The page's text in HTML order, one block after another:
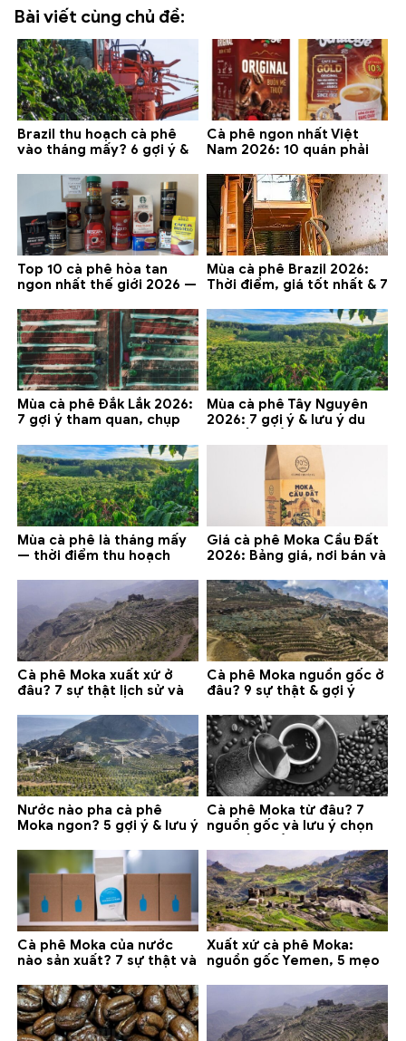
Bài viết cùng chủ đề:
Brazil thu hoạch cà phê
vào tháng mấy? 6 gợi ý &
Cà phê ngon nhất Việt
Nam 2026: 10 quán phải
Lạt
Top 10 cà phê hòa tan
ngon nhất thế giới 2026 —
Mùa cà phê Brazil 2026:
Thời điểm, giá tốt nhất & 7
Mùa cà phê Đắk Lắk 2026:
7 gợi ý tham quan, chụp
Mùa cà phê Tây Nguyên
2026: 7 gợi ý & lưu ý du
Mùa cà phê là tháng mấy
— thời điểm thu hoạch
Giá cà phê Moka Cầu Đất
2026: Bảng giá, nơi bán và
Cà phê Moka xuất xứ ở
đâu? 7 sự thật lịch sử và
Cà phê Moka nguồn gốc ở
đâu? 9 sự thật & gợi ý
Nước nào pha cà phê
Moka ngon? 5 gợi ý & lưu ý
Cà phê Moka từ đâu? 7
nguồn gốc và lưu ý chọn
Cà phê Moka của nước
nào sản xuất? 7 sự thật và
Xuất xứ cà phê Moka:
nguồn gốc Yemen, 5 mẹo